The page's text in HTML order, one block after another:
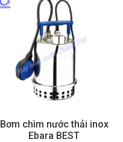
Bơm chìm nước thải inox
Ebara BEST